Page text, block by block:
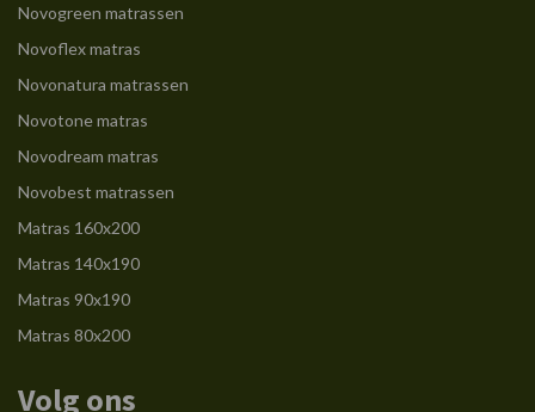
Novogreen matrassen
Novoflex matras
Novonatura matrassen
Novotone matras
Novodream matras
Novobest matrassen
Matras 160x200
Matras 140x190
Matras 90x190
Matras 80x200
Volg ons